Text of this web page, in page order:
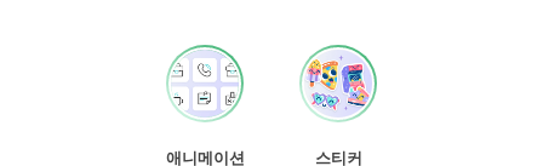
애니메이션
스티커